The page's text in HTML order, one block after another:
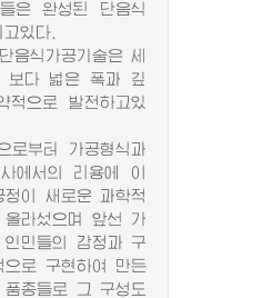
은 완성된 단음식
있다.
식가공기술은 세
보다 넓은 폭과 깊
적으로 발전하고있
부터 가공형식과
에서의 리용에 이
이 새로운 과학적
올라섰으며 앞선 가
민들의 감정과 구
으로 구현하여 만든
종들로 그 구성도